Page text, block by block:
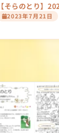
【そらのとり】
2023年7月21日